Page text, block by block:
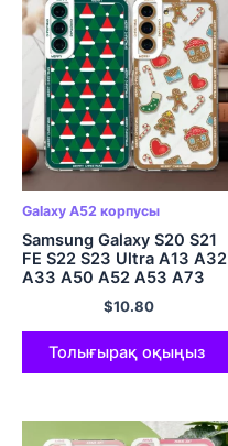
Galaxy A52 корпусы
Samsung Galaxy S20 S21
FE S22 S23 Ultra A13 A32
A33 A50 A52 A53 A73
A54 A14 Рождество
мерекесіне арналған
қапшық
$10.80
Толығырақ оқыңыз